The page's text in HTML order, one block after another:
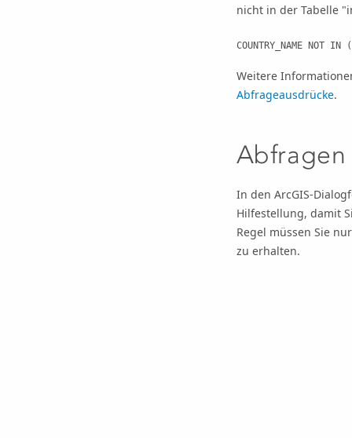
nicht in der Tabelle
COUNTRY_NAME NOT
Weitere
Abfrageausdrücke.
In den ArcGIS-
Hilfestellung, damit
Regel müssen Sie
zu erhalten.